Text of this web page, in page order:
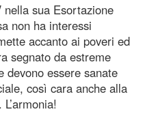
sua Esortazione
non ha interessi
accanto ai poveri ed
segnato da estreme
devono essere sanate
così cara anche alla